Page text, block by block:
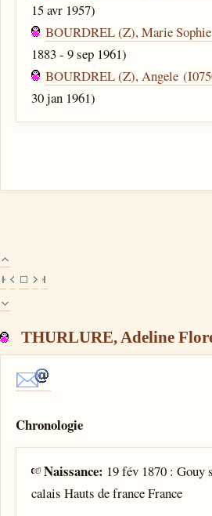
15 avr 1957)
BOURDREL (Z), Marie
1883 - 9 sep 1961)
BOURDREL (Z), Angele
30 jan 1961)
THURLURE, Adeline
Chronologie
Naissance: 19 fév 1870 : Gouy
calais Hauts de france France